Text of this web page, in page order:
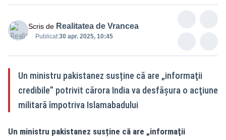
Scris de Realitatea de Vrancea
Publicat:30 apr. 2025, 10:45
Un ministru pakistanez susține că are „informaţii
credibile” potrivit cărora India va desfăşura o acţiune
militară împotriva Islamabadului
Un ministru pakistanez susține că are „informaţii